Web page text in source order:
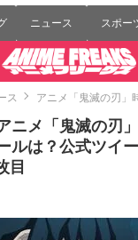
ニュース スポー
ス アニメ「鬼滅の刃」
ニメ「鬼滅の刃
ルは？公式ツイ
目